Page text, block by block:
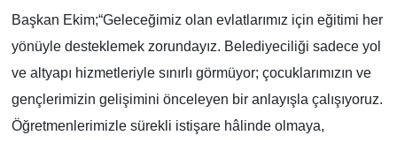
Başkan Ekim;“Geleceğimiz olan evlatlarımız için eğitimi her
yönüyle desteklemek zorundayız. Belediyeciliği sadece yol
ve altyapı hizmetleriyle sınırlı görmüyor; çocuklarımızın ve
gençlerimizin gelişimini önceleyen bir anlayışla çalışıyoruz.
Öğretmenlerimizle sürekli istişare hâlinde olmaya,